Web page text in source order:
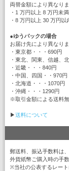
両替金額により異なりま
・1 万円以上 8 万円未
・8 万円以上 30 万円以
●ゆうパックの場合
お届け先により異なりま
・東京都・・・690円
・東北、関東、信越、
・近畿・・・840円
・中国、四国・・970円
・北海道・・・1070円
・沖縄・・・1290円
※取引金額による送料
▶送料について
郵送料、振込手数料は
外貨紙幣ご購入時の手
※当社の公表するレート